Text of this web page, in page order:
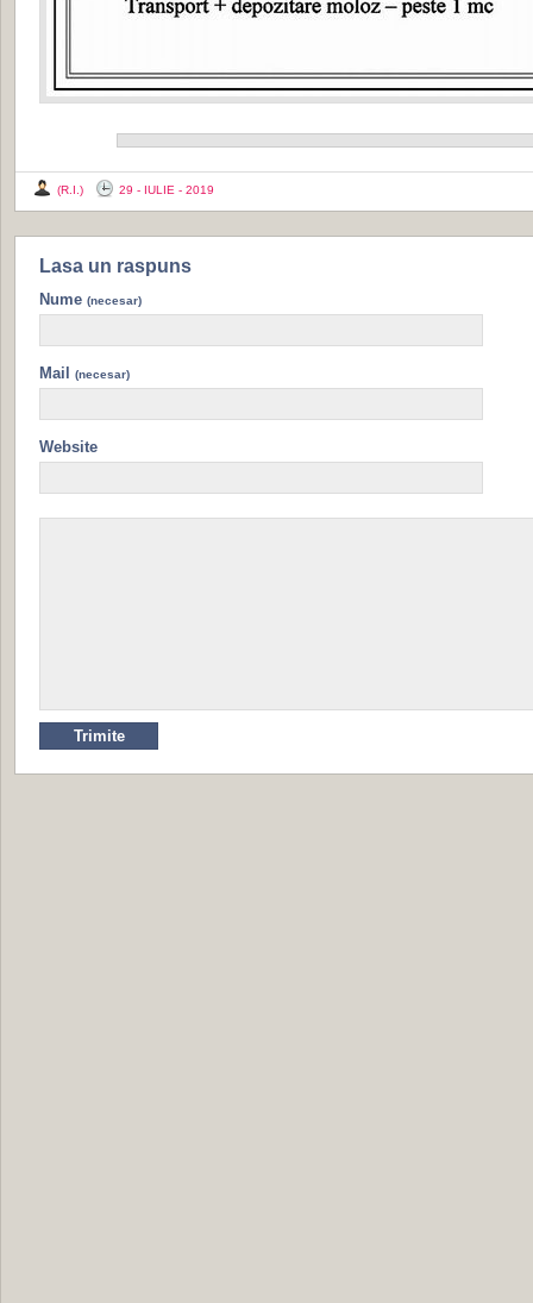
(R.I.) 29 - IULIE - 2019
Lasa un raspuns
Nume (necesar)
Mail (necesar)
Website